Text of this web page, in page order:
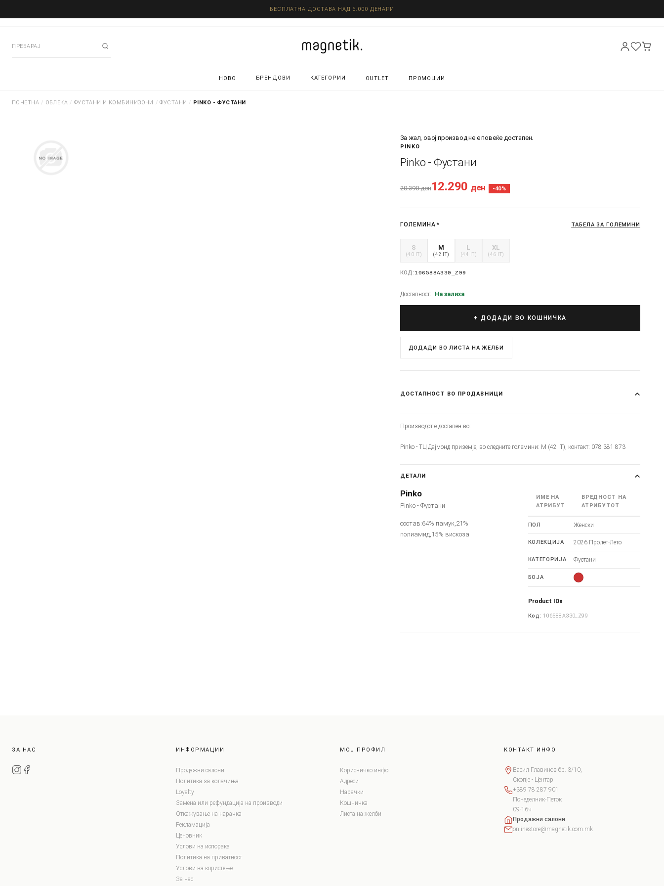
БЕСПЛАТНА ДОСТАВА НАД 6.000 ДЕНАРИ
НОВО БРЕНДОВИ КАТЕГОРИИ OUTLET ПРОМОЦИИ
ПОЧЕТНА / ОБЛЕКА / ФУСТАНИ И КОМБИНИЗОНИ / ФУСТАНИ / PINKO - ФУСТАНИ
За жал, овој производ не е повеќе достапен.
PINKO
Pinko - Фустани
20.390ден12.290 ден -40%
ГОЛЕМИНА * ТАБЕЛА ЗА ГОЛЕМИНИ
S
(40 IT)
M
(42 IT)
L
(44 IT)
XL
(46 IT)
КОД:106588A330_Z99
Достапност: На залиха
+ ДОДАДИ ВО КОШНИЧКА
ДОДАДИ ВО ЛИСТА НА ЖЕЛБИ
ДОСТАПНОСТ ВО ПРОДАВНИЦИ
Производот е достапен во:
Pinko - ТЦ Дајмонд приземје, во следните големини: M (42 IT), контакт: 078 381 873
ДЕТАЛИ
Pinko
Pinko - Фустани
состав:64% памук,21%
полиамид,15% вискоза
ИМЕ НА
АТРИБУТ
ВРЕДНОСТ НА
АТРИБУТОТ
ПОЛ Женски
КОЛЕКЦИЈА 2026 Пролет-Лето
КАТЕГОРИЈА Фустани
БОЈА
Product IDs
Код: 106588A330_Z99
ЗА НАС ИНФОРМАЦИИ
Продажни салони
Политика за колачиња
Loyalty
Замена или рефундација на производи
Откажување на нарачка
Рекламација
Ценовник
Услови на испорака
Политика на приватност
Услови на користење
За нас
МОЈ ПРОФИЛ
Корисничко инфо
Адреси
Нарачки
Кошничка
Листа на желби
КОНТАКТ ИНФО
Васил Главинов бр. 3/10,
Скопје - Центар
+389 78 287 901
Понеделник-Петок
09-16ч
Продажни салони
onlinestore@magnetik.com.mk